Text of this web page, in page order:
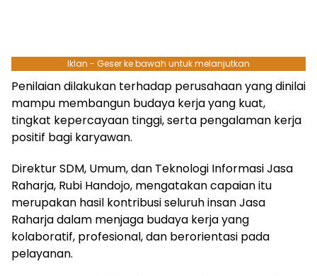
Iklan - Geser ke bawah untuk melanjutkan
Penilaian dilakukan terhadap perusahaan yang dinilai
mampu membangun budaya kerja yang kuat,
tingkat kepercayaan tinggi, serta pengalaman kerja
positif bagi karyawan.
Direktur SDM, Umum, dan Teknologi Informasi Jasa
Raharja, Rubi Handojo, mengatakan capaian itu
merupakan hasil kontribusi seluruh insan Jasa
Raharja dalam menjaga budaya kerja yang
kolaboratif, profesional, dan berorientasi pada
pelayanan.